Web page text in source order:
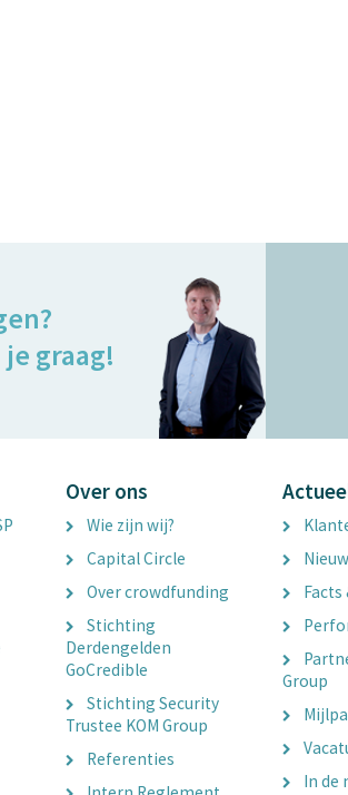
graag!
Over ons
Wie zijn wij?
Capital Circle
Over crowdfunding
Stichting
Derdengelden
GoCredible
Stichting Security
Trustee KOM Group
Referenties
Facts
Group
In de